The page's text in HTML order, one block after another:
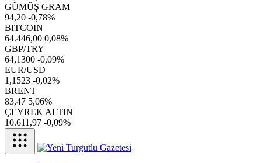
GÜMÜŞ GRAM
94,20 -0,78%
BITCOIN
64.446,00 0,08%
GBP/TRY
64,1300 -0,09%
EUR/USD
1,1523 -0,02%
BRENT
83,47 5,06%
ÇEYREK ALTIN
10.611,97 -0,09%